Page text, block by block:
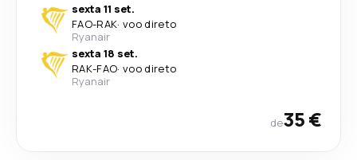
sexta 11 set.
FAO-RAK· voo direto
Ryanair
sexta 18 set.
RAK-FAO· voo direto
Ryanair
de35 €